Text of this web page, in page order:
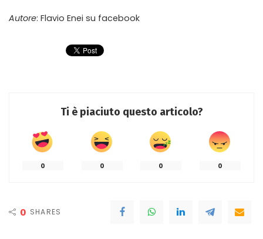
Autore: Flavio Enei su facebook
Ti è piaciuto questo articolo?
0 0 0 0
0 SHARES